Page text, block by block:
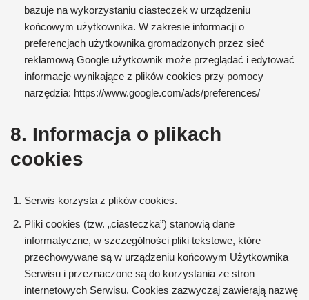
bazuje na wykorzystaniu ciasteczek w urządzeniu
końcowym użytkownika. W zakresie informacji o
preferencjach użytkownika gromadzonych przez sieć
reklamową Google użytkownik może przeglądać i edytować
informacje wynikające z plików cookies przy pomocy
narzędzia: https://www.google.com/ads/preferences/
8. Informacja o plikach
cookies
Serwis korzysta z plików cookies.
Pliki cookies (tzw. „ciasteczka”) stanowią dane
informatyczne, w szczególności pliki tekstowe, które
przechowywane są w urządzeniu końcowym Użytkownika
Serwisu i przeznaczone są do korzystania ze stron
internetowych Serwisu. Cookies zazwyczaj zawierają nazwę